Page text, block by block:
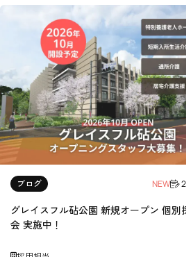
ブログ NEW
グレイスフル砧公園 新規オープン 個別
会 実施中！